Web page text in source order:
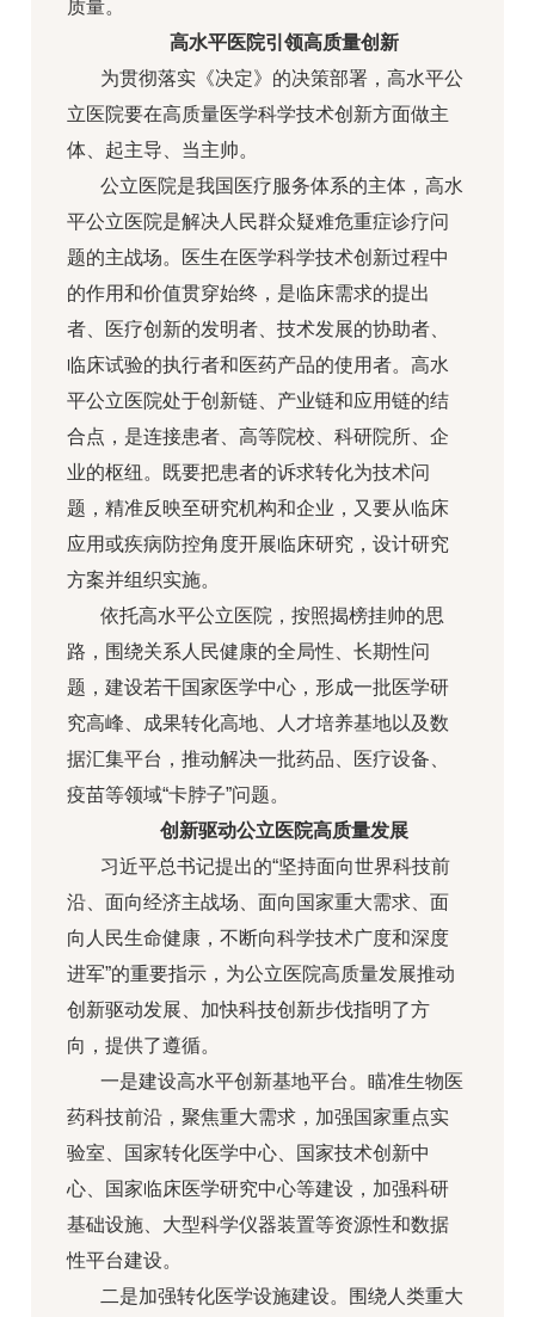
质量。
高水平医院引领高质量创新
为贯彻落实《决定》的决策部署，高水平公
立医院要在高质量医学科学技术创新方面做主
体、起主导、当主帅。
公立医院是我国医疗服务体系的主体，高水
平公立医院是解决人民群众疑难危重症诊疗问
题的主战场。医生在医学科学技术创新过程中
的作用和价值贯穿始终，是临床需求的提出
者、医疗创新的发明者、技术发展的协助者、
临床试验的执行者和医药产品的使用者。高水
平公立医院处于创新链、产业链和应用链的结
合点，是连接患者、高等院校、科研院所、企
业的枢纽。既要把患者的诉求转化为技术问
题，精准反映至研究机构和企业，又要从临床
应用或疾病防控角度开展临床研究，设计研究
方案并组织实施。
依托高水平公立医院，按照揭榜挂帅的思
路，围绕关系人民健康的全局性、长期性问
题，建设若干国家医学中心，形成一批医学研
究高峰、成果转化高地、人才培养基地以及数
据汇集平台，推动解决一批药品、医疗设备、
疫苗等领域“卡脖子”问题。
创新驱动公立医院高质量发展
习近平总书记提出的“坚持面向世界科技前
沿、面向经济主战场、面向国家重大需求、面
向人民生命健康，不断向科学技术广度和深度
进军”的重要指示，为公立医院高质量发展推动
创新驱动发展、加快科技创新步伐指明了方
向，提供了遵循。
一是建设高水平创新基地平台。瞄准生物医
药科技前沿，聚焦重大需求，加强国家重点实
验室、国家转化医学中心、国家技术创新中
心、国家临床医学研究中心等建设，加强科研
基础设施、大型科学仪器装置等资源性和数据
性平台建设。
二是加强转化医学设施建设。围绕人类重大